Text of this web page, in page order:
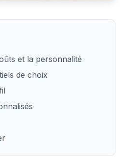
et la personnalité
de choix